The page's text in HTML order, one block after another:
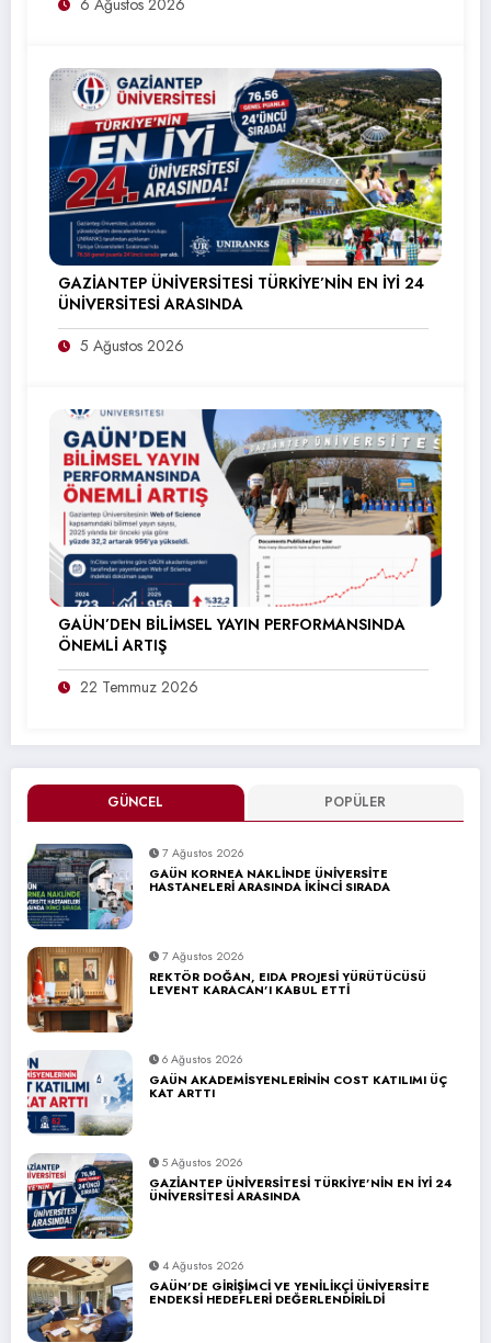
GÜNCEL POPÜLER
7 Ağustos 2026
GAÜN KORNEA NAKLİNDE ÜNİVERSİTE
HASTANELERİ ARASINDA İKİNCİ SIRADA
7 Ağustos 2026
REKTÖR DOĞAN, EIDA PROJESİ YÜRÜTÜCÜSÜ
LEVENT KARACAN’I KABUL ETTİ
6 Ağustos 2026
GAÜN AKADEMİSYENLERİNİN COST KATILIMI ÜÇ
KAT ARTTI
5 Ağustos 2026
GAZİANTEP ÜNİVERSİTESİ TÜRKİYE’NİN EN İYİ 24
ÜNİVERSİTESİ ARASINDA
4 Ağustos 2026
GAÜN’DE GİRİŞİMCİ VE YENİLİKÇİ ÜNİVERSİTE
ENDEKSİ HEDEFLERİ DEĞERLENDİRİLDİ
GAZİANTEP ÜNİVERSİTESİ TÜRKİYE’NİN EN İYİ 24
ÜNİVERSİTESİ ARASINDA
5 Ağustos 2026
GAÜN’DEN BİLİMSEL YAYIN PERFORMANSINDA
ÖNEMLİ ARTIŞ
22 Temmuz 2026